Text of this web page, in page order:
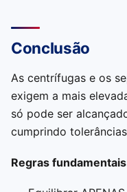
Conclusão
As centrífugas e os
exigem a mais
só pode ser
cumprindo
Regras